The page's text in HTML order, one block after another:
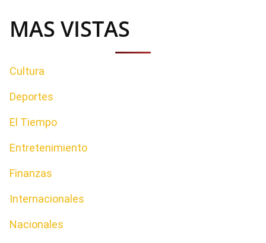
MAS VISTAS
Cultura
Deportes
El Tiempo
Entretenimiento
Finanzas
Internacionales
Nacionales